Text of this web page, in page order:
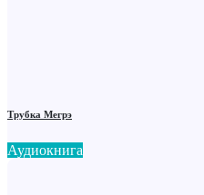
Трубка Мегрэ
Аудиокнига